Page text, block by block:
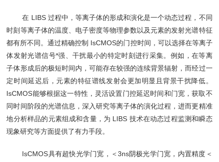
在 LIBS 过程中，等离子体的形成和演化是一个动态过程，不同
时刻等离子体的温度、电子密度等物理参数以及元素的发射光谱特征
都有所不同。通过精确控制 IsCMOS的门控时间，可以选择在等离子
体发射光谱信号*强、干扰最小的特定时刻进行采集。例如，在等离
子体形成后的极短时间内，可能存在较强的连续背景辐射，而经过一
定时间延迟后，元素的特征谱线发射会更加明显且背景干扰降低。
IsCMOS能够根据这一特性，灵活设置门控延迟时间和门宽，获取不
同时间阶段的光谱信息，深入研究等离子体的演化过程，进而更精准
地分析样品的元素组成和含量，为 LIBS 技术在动态过程监测和瞬态
现象研究等方面提供了有力手段。
IsCMOS具有超快光学门宽，＜3ns阴极光学门宽，内置精度＜